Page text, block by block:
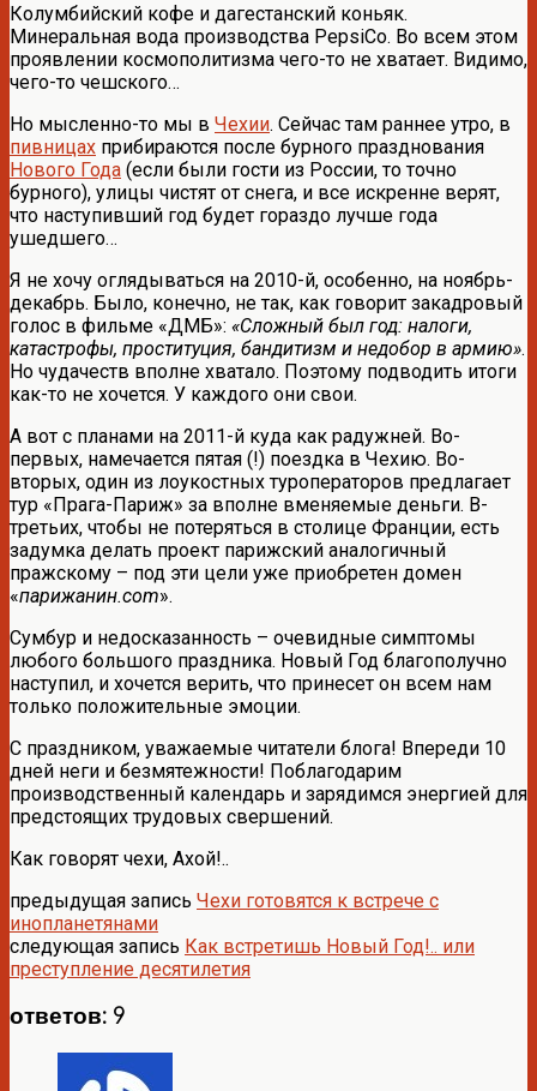
Колумбийский кофе и дагестанский коньяк.
Минеральная вода производства PepsiCo. Во всем этом
проявлении космополитизма чего-то не хватает. Видимо,
чего-то чешского…
Но мысленно-то мы в Чехии. Сейчас там раннее утро, в
пивницах прибираются после бурного празднования
Нового Года (если были гости из России, то точно
бурного), улицы чистят от снега, и все искренне верят,
что наступивший год будет гораздо лучше года
ушедшего…
Я не хочу оглядываться на 2010-й, особенно, на ноябрь-
декабрь. Было, конечно, не так, как говорит закадровый
голос в фильме «ДМБ»: «Сложный был год: налоги,
катастрофы, проституция, бандитизм и недобор в армию».
Но чудачеств вполне хватало. Поэтому подводить итоги
как-то не хочется. У каждого они свои.
А вот с планами на 2011-й куда как радужней. Во-
первых, намечается пятая (!) поездка в Чехию. Во-
вторых, один из лоукостных туроператоров предлагает
тур «Прага-Париж» за вполне вменяемые деньги. В-
третьих, чтобы не потеряться в столице Франции, есть
задумка делать проект парижский аналогичный
пражскому – под эти цели уже приобретен домен
«парижанин.com».
Сумбур и недосказанность – очевидные симптомы
любого большого праздника. Новый Год благополучно
наступил, и хочется верить, что принесет он всем нам
только положительные эмоции.
С праздником, уважаемые читатели блога! Впереди 10
дней неги и безмятежности! Поблагодарим
производственный календарь и зарядимся энергией для
предстоящих трудовых свершений.
Как говорят чехи, Ахой!..
предыдущая запись Чехи готовятся к встрече с
инопланетянами
следующая запись Как встретишь Новый Год!.. или
преступление десятилетия
ответов: 9